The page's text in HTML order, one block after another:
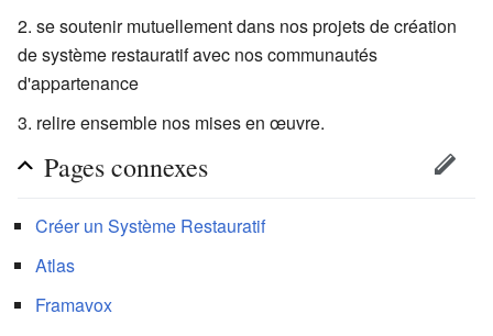
se soutenir mutuellement dans nos projets de création
de système restauratif avec nos communautés
d'appartenance
relire ensemble nos mises en œuvre.
Pages connexes
Créer un Système Restauratif
Atlas
Framavox